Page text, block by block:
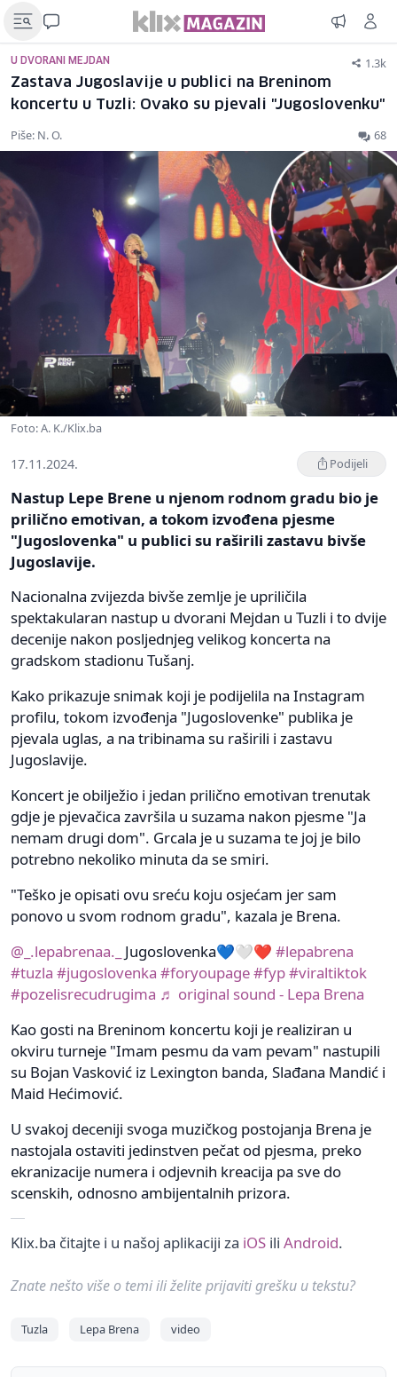
U DVORANI MEJDAN 1.3k
Zastava Jugoslavije u publici na Breninom
koncertu u Tuzli: Ovako su pjevali "Jugoslovenku"
Piše: N. O. 68
Foto: A. K./Klix.ba
17.11.2024. Podijeli
Nastup Lepe Brene u njenom rodnom gradu bio je
prilično emotivan, a tokom izvođena pjesme
"Jugoslovenka" u publici su raširili zastavu bivše
Jugoslavije.
Nacionalna zvijezda bivše zemlje je upriličila
spektakularan nastup u dvorani Mejdan u Tuzli i to dvije
decenije nakon posljednjeg velikog koncerta na
gradskom stadionu Tušanj.
Kako prikazuje snimak koji je podijelila na Instagram
profilu, tokom izvođenja "Jugoslovenke" publika je
pjevala uglas, a na tribinama su raširili i zastavu
Jugoslavije.
Koncert je obilježio i jedan prilično emotivan trenutak
gdje je pjevačica završila u suzama nakon pjesme "Ja
nemam drugi dom". Grcala je u suzama te joj je bilo
potrebno nekoliko minuta da se smiri.
"Teško je opisati ovu sreću koju osjećam jer sam
ponovo u svom rodnom gradu", kazala je Brena.
@_.lepabrenaa._ Jugoslovenka💙🤍❤️ #lepabrena
#tuzla #jugoslovenka #foryoupage#fyp#viraltiktok
#pozelisrecudrugima ♬ original sound - Lepa Brena
Kao gosti na Breninom koncertu koji je realiziran u
okviru turneje "Imam pesmu da vam pevam" nastupili
su Bojan Vasković iz Lexington banda, Slađana Mandić i
Maid Hećimović.
U svakoj deceniji svoga muzičkog postojanja Brena je
nastojala ostaviti jedinstven pečat od pjesma, preko
ekranizacije numera i odjevnih kreacija pa sve do
scenskih, odnosno ambijentalnih prizora.
Klix.ba čitajte i u našoj aplikaciji za iOS ili Android.
Znate nešto više o temi ili želite prijaviti grešku u tekstu?
Tuzla Lepa Brena video